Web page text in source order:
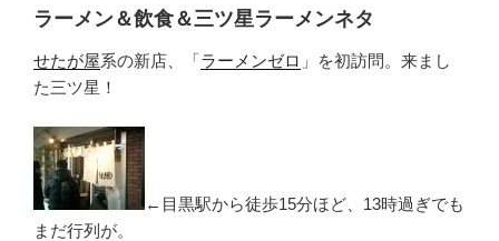
ラーメン＆飲食＆三ツ星ラーメンネタ
せたが屋系の新店、「ラーメンゼロ 」を初訪問。来まし
た三ツ星！
←目黒駅から徒歩15分ほど、13時過ぎでも
まだ行列が。